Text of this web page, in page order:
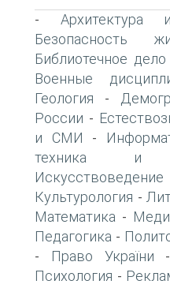
- Архитектура
Безопасность
Библиотечное дело
Военные
Геология -
России -
и СМИ -
техника и
Искусствоведение
Культурология -
Математика -
Педагогика -
- Право України
Психология -